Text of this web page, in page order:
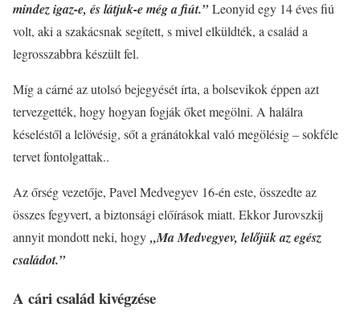
mindez igaz-e, és látjuk-e még a fiút.”Leonyid egy 14 éves fiú
volt, aki a szakácsnak segített, s mivel elküldték, a család a
legrosszabbra készült fel.
Míg a cárné az utolsó bejegyését írta, a bolsevikok éppen azt
tervezgették, hogy hogyan fogják őket megölni. A halálra
késeléstől a lelövésig, sőt a gránátokkal való megölésig – sokféle
tervet fontolgattak..
Az őrség vezetője, Pavel Medvegyev 16-én este, összedte az
összes fegyvert, a biztonsági előírások miatt. Ekkor Jurovszkij
annyit mondott neki, hogy „Ma Medvegyev, lelőjük az egész
családot.”
A cári család kivégzése